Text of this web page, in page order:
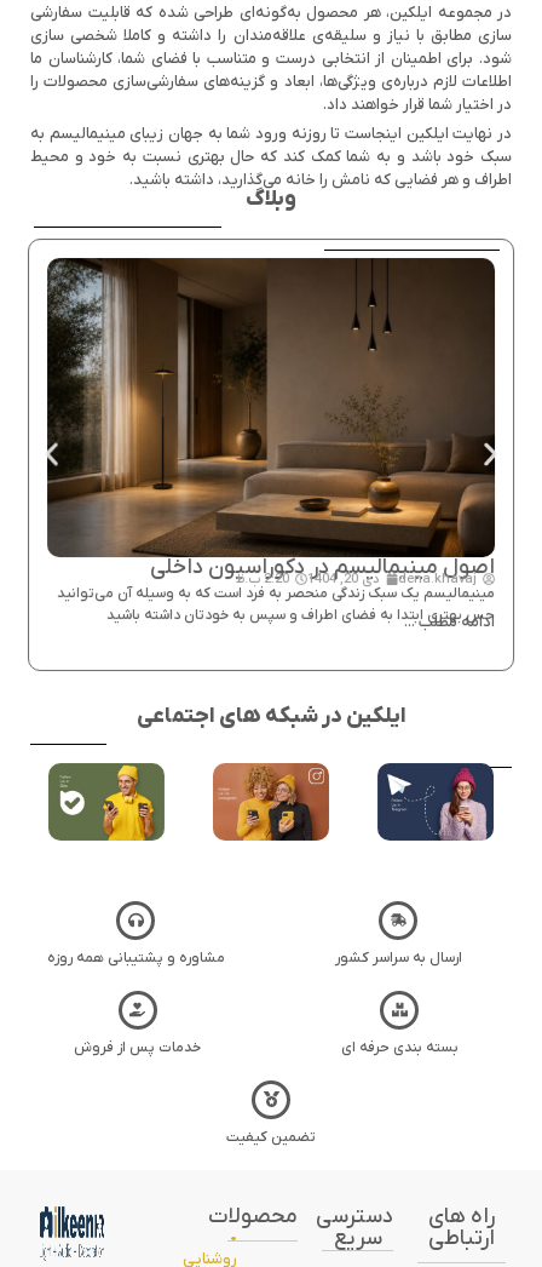
در مجموعه ایلکین، هر محصول به‌گونه‌ای طراحی شده که قابلیت سفارشی
سازی مطابق با نیاز و سلیقه‌ی علاقه‌مندان را داشته و کاملا شخصی سازی
شود. برای اطمینان از انتخابی درست و متناسب با فضای شما، کارشناسان ما
اطلاعات لازم درباره‌ی ویژگی‌ها، ابعاد و گزینه‌های سفارشی‌سازی محصولات را
در اختیار شما قرار خواهند داد.
در نهایت ایلکین اینجاست تا روزنه ورود شما به جهان زیبای مینیمالیسم به
سبک خود باشد و به شما کمک کند که حال بهتری نسبت به خود و محیط
اطراف و هر فضایی که نامش را خانه می‌گذارید، داشته باشید.
وبلاگ
اصول مینیمالیسم در دکوراسیون داخلی
dena.khavaj دی 20, 1404 2:20 ب.ظ
مینیمالیسم یک سبک زندگی منحصر به فرد است که به وسیله آن می‌توانید
حس بهتری ابتدا به فضای اطراف و سپس به خودتان داشته باشید
ادامه مطلب ...
ایلکین در شبکه های اجتماعی
ارسال به سراسر کشور مشاوره و پشتیبانی همه روزه
بسته بندی حرفه ای خدمات پس از فروش
تضمین کیفیت
راه های
ارتباطی
دسترسی
سریع
محصولات
•
روشنایی